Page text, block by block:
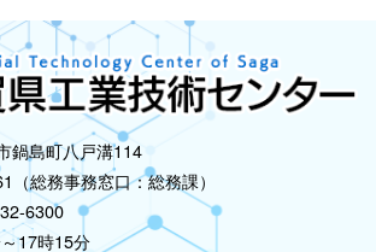
島町八戸溝114
総務事務窓口：総務課）
6300
17時15分